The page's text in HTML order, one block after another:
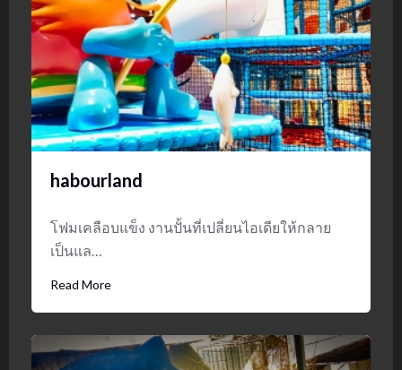
habourland
โฟมเคลือบแข็ง งานปั้นที่เปลี่ยนไอเดียให้กลาย
เป็นแล…
Read More